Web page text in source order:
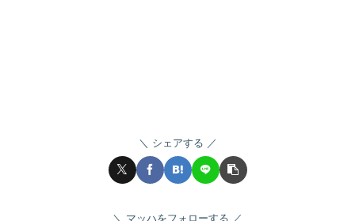
シェアする
マッハをフォローする